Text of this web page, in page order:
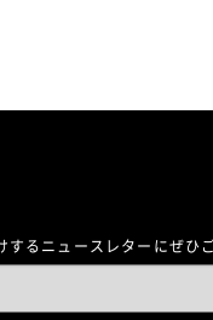
るニュースレターにぜひ